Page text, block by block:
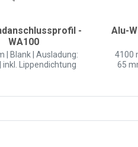
-
WA100
| Blank | Ausladung:
inkl. Lippendichtung
Alu-
4100
65